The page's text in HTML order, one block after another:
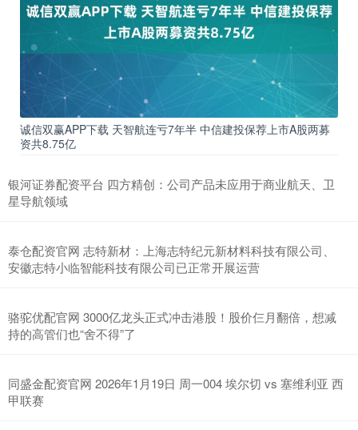
诚信双赢APP下载 天智航连亏7年半 中信建投保荐上市A股两募
资共8.75亿
银河证券配资平台 四方精创：公司产品未应用于商业航天、卫
星导航领域
泰仓配资官网 志特新材：上海志特纪元新材料科技有限公司、
安徽志特小临智能科技有限公司已正常开展运营
骆驼优配官网 3000亿龙头正式冲击港股！股价仨月翻倍，想减
持的高管们也“舍不得”了
同盛金配资官网 2026年1月19日 周一004 埃尔切 vs 塞维利亚 西
甲联赛